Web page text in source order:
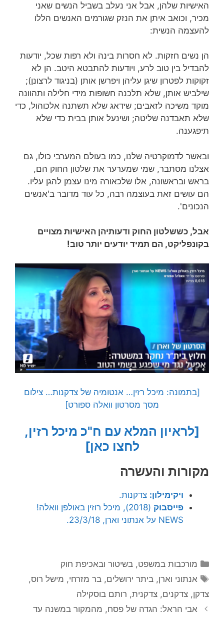
האישיות שלהן, אבל אני נעלב בשביל הנשים שאני
מכיר, וכואב איתן את הנזק שגורמים האנשים הללו
להעצמה הנשית:
הן נשים חזקות. לא חסרות בינה ולא רפות שכל, יודעות
להבדיל בין טוב לרע, ויודעות להתבטא היטב. הן לא
זקוקות לפטרון שיגן עליהן ויפרשן אותן (בניגוד לרצונן);
שילביש אותן, שלא תלכנה חשופות מידי חלילה ותהוונה
מוקד משיכה לזאבים; שידאג שלא תשתנה אלכוהול, כדי
שלא תאבדנה שליטה; ושינעל אותן בבית כדי שלא
תיפגענה.
ובאשר לדמוקרטיה שלנו, כמו בעולם המערבי כולו, גם
אצלנו מסתבר, שמי שמערער את שלטון החוק הם,
בראש ובראשונה, אלו שלכאורה מינו עצמן להגן עליו.
הם עושים זאת בעוצמה רבה, כל עוד מדובר ב'אנשים
הנכונים'.
אבל, כששלטון החוק ודעותיהן האישיות מצויים
בקונפליקט, הם תמיד יודעים יותר טוב!
[בתמונה: מיכל רזין… אנטומיה של צדקנות… צילום
מסך מסרטון וואלה ספורט]
[לראיון המלא עם ח"כ מיכל רזין,
לחצו כאן]
מקורות והעשרה
ויקימילון: צדקנות.
פייסבוק
(2018), מיכל רוזין באולפן וואלה!
NEWS על אנתוני וארן, 23/3/18.
קטגוריות
מורכבות במשפט, בשיטור ובאכיפת חוק
תגיות
אנתוני וארן,ביתר ירושלים,בר מזרחי, מישל רוס,
צדקן, צדקנים, צדקנית, רותם בוסקילה
אבי הראל: הגדה של פסח, מהמקור במשנה עד